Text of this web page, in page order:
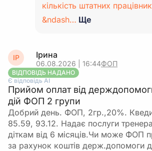
кількість штатних
&ndash… Ще
ІР Ірина
06.08.2026 | 16:44ФОП
ВІДПОВІДЬ НАДАНО
Є відповідь АІ
Прийом оплат від
дій ФОП 2 групи
Добрий день. ФОП, 2гр.,20%. Кведи
85.59, 93.12. Надає послуги
діткам від 6 місяців.Чи може ФОП
за рахунок коштів держ.допомоги